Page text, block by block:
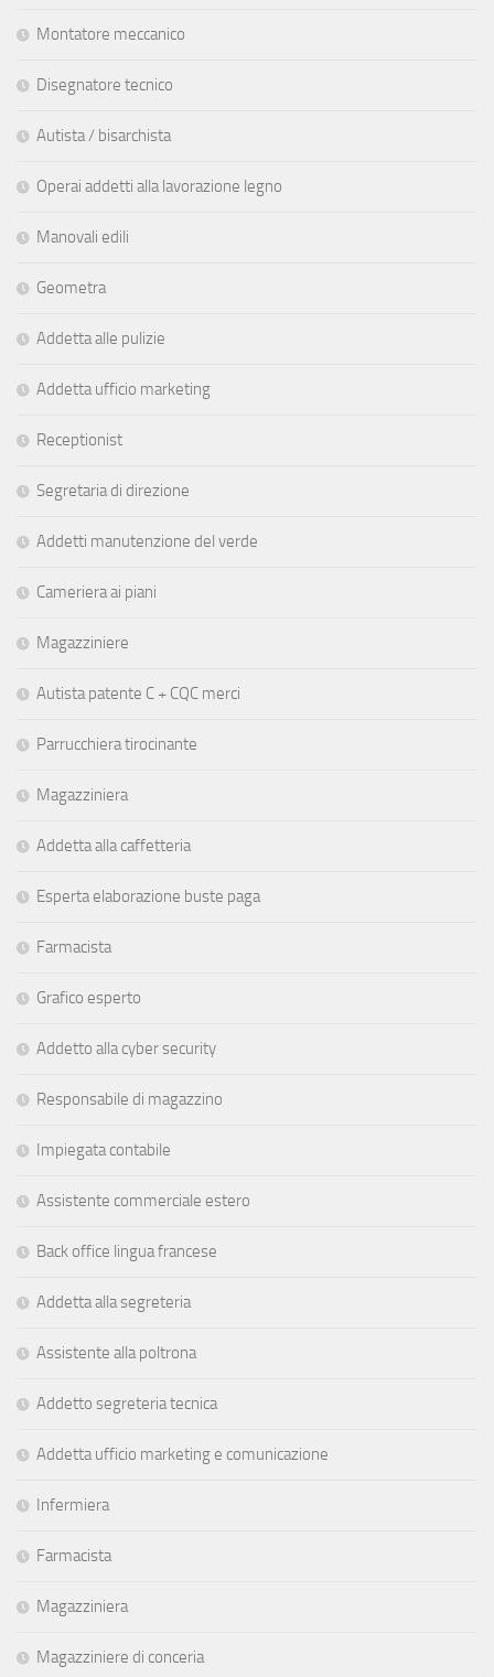
Montatore meccanico
Disegnatore tecnico
Autista / bisarchista
Operai addetti alla lavorazione legno
Manovali edili
Geometra
Addetta alle pulizie
Addetta ufficio marketing
Receptionist
Segretaria di direzione
Addetti manutenzione del verde
Cameriera ai piani
Magazziniere
Autista patente C + CQC merci
Parrucchiera tirocinante
Magazziniera
Addetta alla caffetteria
Esperta elaborazione buste paga
Farmacista
Grafico esperto
Addetto alla cyber security
Responsabile di magazzino
Impiegata contabile
Assistente commerciale estero
Back office lingua francese
Addetta alla segreteria
Assistente alla poltrona
Addetto segreteria tecnica
Addetta ufficio marketing e comunicazione
Infermiera
Farmacista
Magazziniera
Magazziniere di conceria